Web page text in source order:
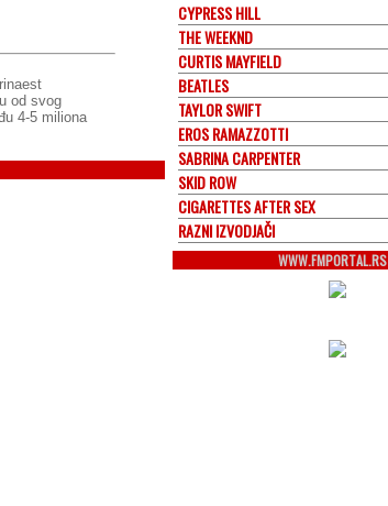
od svog
4-5 miliona
CYPRESS HILL
THE WEEKND
CURTIS MAYFIELD
BEATLES
TAYLOR SWIFT
EROS RAMAZZOTTI
SABRINA CARPENTER
SKID ROW
CIGARETTES AFTER SEX
RAZNI IZVODJAČI
WWW.FMPORTAL.RS